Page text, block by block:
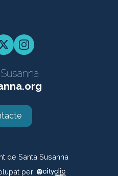
TwitterInstagram
de Santa Susanna
per: